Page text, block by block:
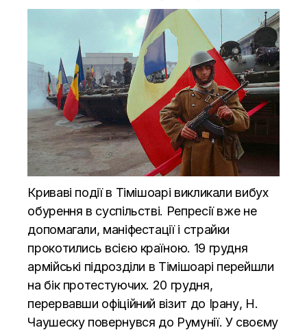
Криваві події в Тімішоарі викликали вибух
обурення в суспільстві. Репресії вже не
допомагали, маніфестації і страйки
прокотились всією країною. 19 грудня
армійські підрозділи в Тімішоарі перейшли
на бік протестуючих. 20 грудня,
перервавши офіційний візит до Ірану, Н.
Чаушеску повернувся до Румунії. У своєму